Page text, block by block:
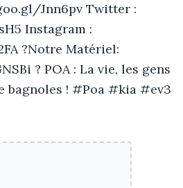
Jnn6pv Twitter :
Instagram :
?Notre Matériel:
? POA : La vie, les gens
bagnoles ! #Poa #kia #ev3